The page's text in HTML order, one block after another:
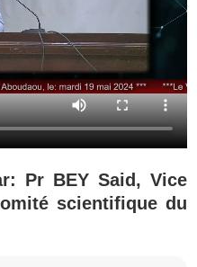
Pr BEY Said, Vice
scientifique du